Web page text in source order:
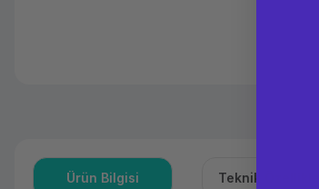
Ürün Bilgisi Teknik Özellikler